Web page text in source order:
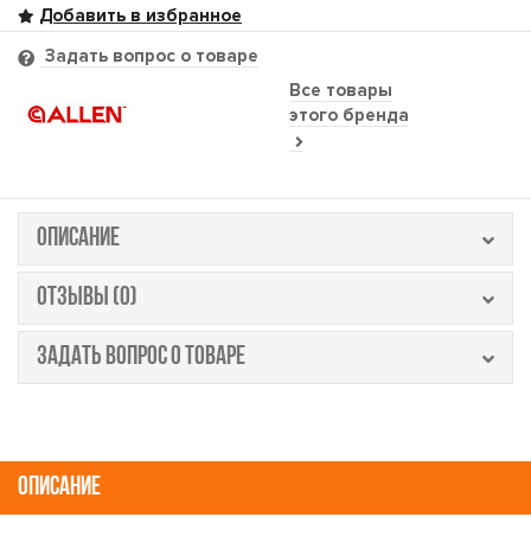
Все товары
этого бренда
Задать вопрос о товаре
ОПИСАНИЕ
ОТЗЫВЫ (0)
ЗАДАТЬ ВОПРОС О ТОВАРЕ
ОПИСАНИЕ